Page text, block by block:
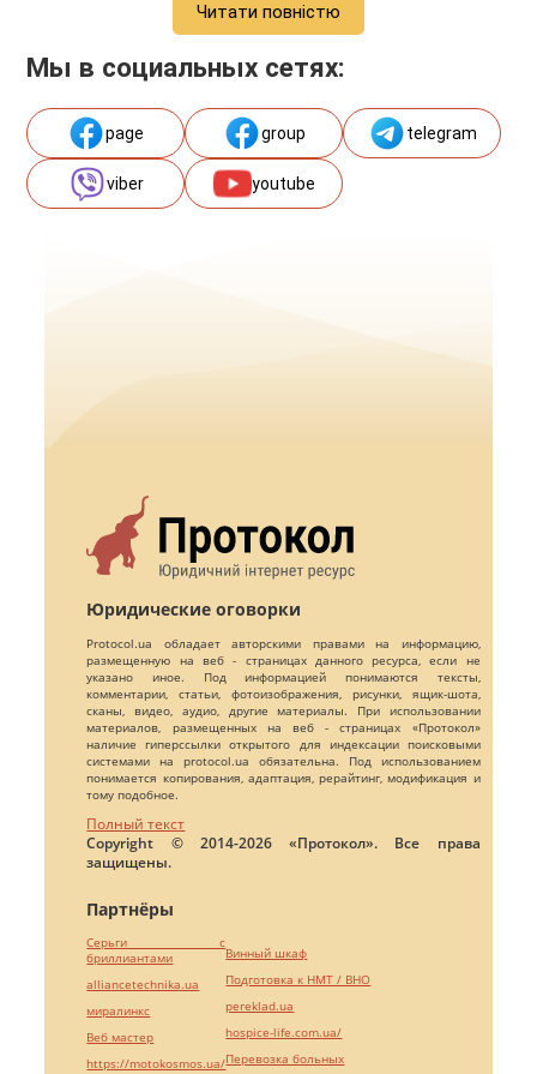
Читати повністю
Мы в социальных сетях:
page group telegram
viber youtube
Юридические оговорки
Protocol.ua обладает авторскими правами на информацию,
размещенную на веб - страницах данного ресурса, если не
указано иное. Под информацией понимаются тексты,
комментарии, статьи, фотоизображения, рисунки, ящик-шота,
сканы, видео, аудио, другие материалы. При использовании
материалов, размещенных на веб - страницах «Протокол»
наличие гиперссылки открытого для индексации поисковыми
системами на protocol.ua обязательна. Под использованием
понимается копирования, адаптация, рерайтинг, модификация и
тому подобное.
Полный текст
Copyright © 2014-2026 «Протокол». Все права
защищены.
Партнёры
Серьги с
бриллиантами
alliancetechnika.ua
миралинкс
Веб мастер
https://motokosmos.ua/
Винный шкаф
Подготовка к НМТ / ВНО
pereklad.ua
hospice-life.com.ua/
Перевозка больных